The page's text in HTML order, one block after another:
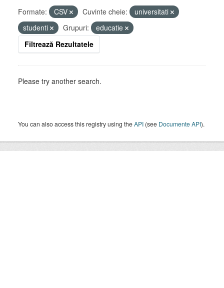
Formate: CSV Cuvinte cheie:
universitati
studenti
Grupuri:
educatie
Filtrează Rezultatele
Please try another search.
You can also access this registry using theAPI (see Documente API).